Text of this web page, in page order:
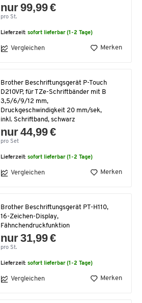
nur 99,99 €
pro St.
Lieferzeit:sofort lieferbar (1-2 Tage)
Vergleichen Merken
Brother Beschriftungsgerät P-Touch
D210VP, für TZe-Schriftbänder mit B
3,5/6/9/12 mm,
Druckgeschwindigkeit 20 mm/sek,
inkl. Schriftband, schwarz
nur 44,99 €
pro Set
Lieferzeit:sofort lieferbar (1-2 Tage)
Vergleichen Merken
Brother Beschriftungsgerät PT-H110,
16-Zeichen-Display,
Fähnchendruckfunktion
nur 31,99 €
pro St.
Lieferzeit:sofort lieferbar (1-2 Tage)
Vergleichen Merken